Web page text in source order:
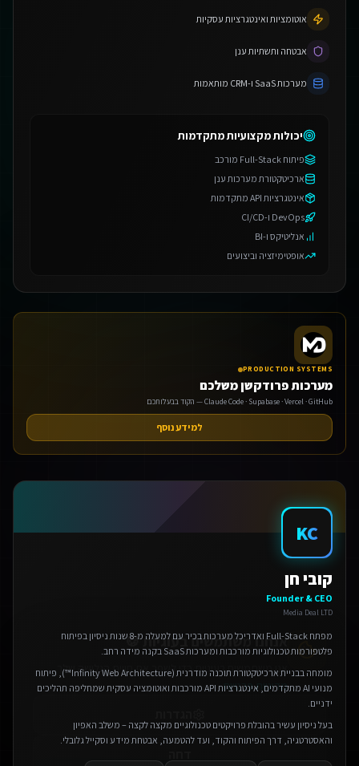
אוטומציות ואינטגרציות עסקיות
אבטחה ותשתיות ענן
מערכות SaaS ו-CRM מותאמות
יכולות מקצועיות מתקדמות
פיתוח Full-Stack מורכב
ארכיטקטורת מערכות ענן
אינטגרציות API מתקדמות
DevOps ו-CI/CD
אנליטיקס ו-BI
אופטימיזציה וביצועים
PRODUCTION SYSTEMS
מערכות פרודקשן משלכם
Claude Code · Supabase · Vercel · GitHub — הקוד בבעלותכם
למידע נוסף
KC
קובי חן
Founder & CEO
Media Deal LTD
מפתח Full-Stack ואדריכל מערכות בכיר עם למעלה מ-8 שנות ניסיון בפיתוח
פלטפורמות טכנולוגיות מורכבות ומערכות SaaS בקנה מידה רחב.
מומחה בבניית ארכיטקטורת תוכנה מודרנית (Infinity Web Architecture™), פיתוח
מנועי AI מתקדמים, אינטגרציות API מורכבות ואוטומציה עסקית שמחליפה תהליכים
ידניים.
בעל ניסיון עשיר בהובלת פרויקטים טכנולוגיים מקצה לקצה – משלב האפיון
והאסטרטגיה, דרך הפיתוח והקוד, ועד להטמעה, אבטחת מידע וסקייל גלובלי.
אנחנו משתמשים בעוגיות 🍪
אנו משתמשים בעוגיות כדי לשפר את חווית הגלישה שלך.
מדיניות פרטיות
הגדרות
דחה